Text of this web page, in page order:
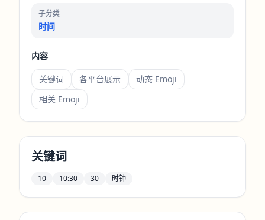
子分类
时间
内容
关键词 各平台展示
动态 Emoji
相关 Emoji
关键词
10 10:30 30 时钟